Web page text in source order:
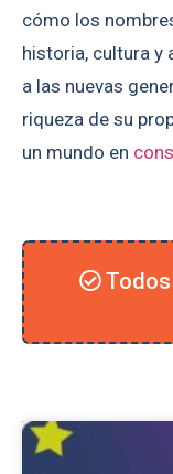
cómo los
historia, cultura y
a las nuevas
riqueza de su
un mundo en